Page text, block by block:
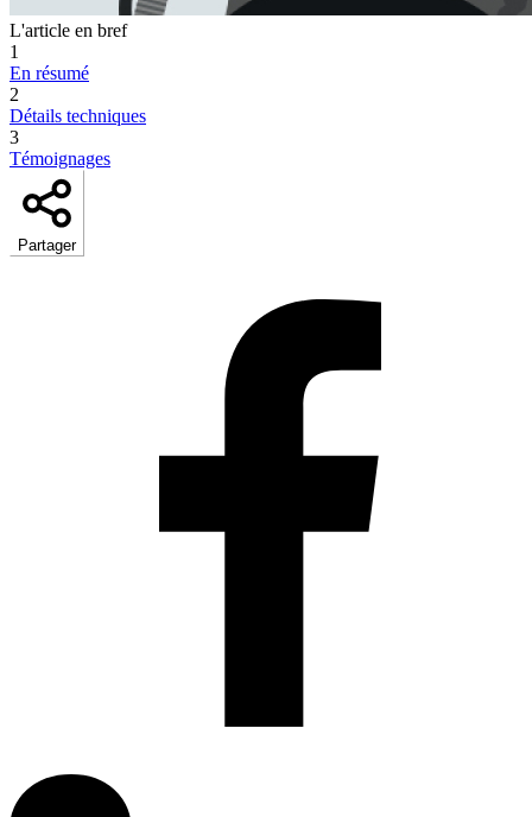
L'article en bref
1
En résumé
2
Détails techniques
3
Témoignages
Partager